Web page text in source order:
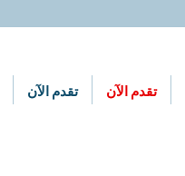
تقدم الآن تقدم الآن